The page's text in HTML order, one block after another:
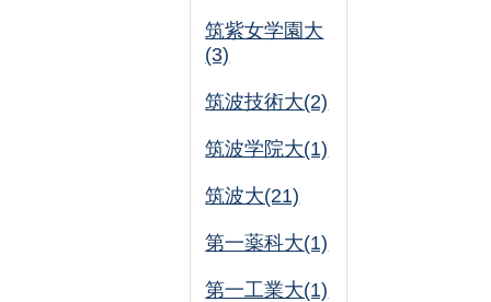
筑紫女学園大
(3)
筑波技術大(2)
筑波学院大(1)
筑波大(21)
第一薬科大(1)
第一工業大(1)